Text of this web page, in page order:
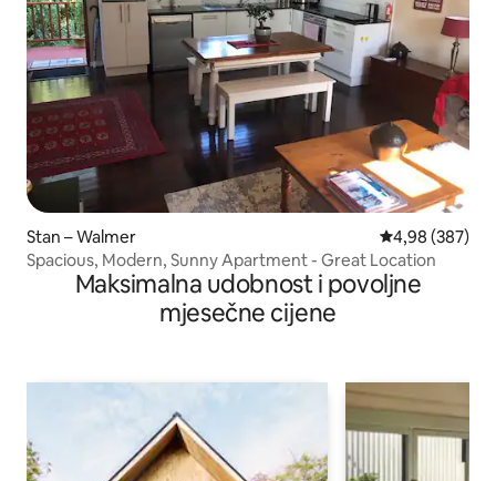
Stan – Walmer Prosječna
4,98 (387)
Spacious, Modern, Sunny Apartment - Great Location
Maksimalna udobnost i povoljne
mjesečne cijene